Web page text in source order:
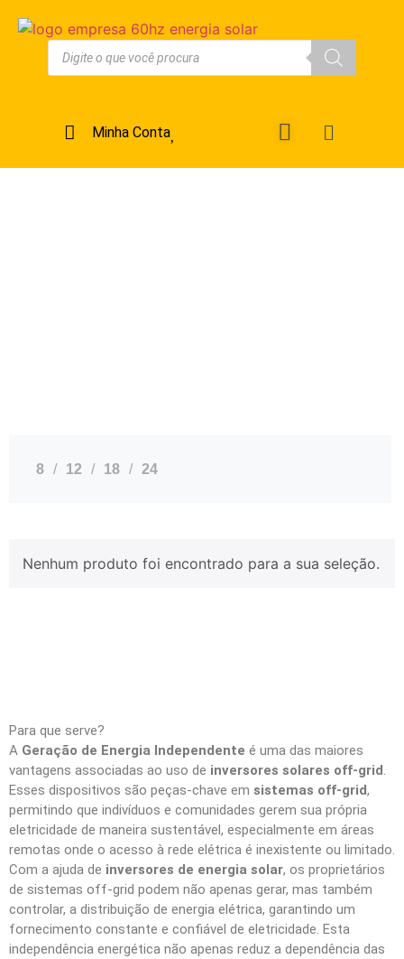
Minha Conta
8 12 18 24
Nenhum produto foi encontrado para a sua seleção.
Para que serve?
A Geração de Energia Independente é uma das maiores
vantagens associadas ao uso de inversores solares off-grid .
Esses dispositivos são peças-chave em sistemas off-grid,
permitindo que indivíduos e comunidades gerem sua própria
eletricidade de maneira sustentável, especialmente em áreas
remotas onde o acesso à rede elétrica é inexistente ou limitado.
Com a ajuda de inversores de energia solar, os proprietários
de sistemas off-grid podem não apenas gerar, mas também
controlar, a distribuição de energia elétrica, garantindo um
fornecimento constante e confiável de eletricidade. Esta
independência energética não apenas reduz a dependência das